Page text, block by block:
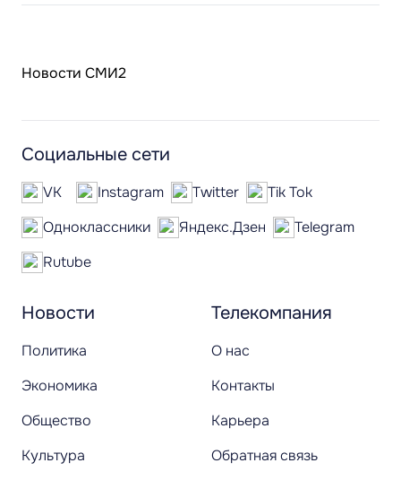
Новости СМИ2
Новости
Политика
Экономика
Общество
Культура
Телекомпания
О нас
Контакты
Карьера
Обратная связь
Социальные сети
VK Instagram Twitter
Tik Tok
Одноклассники
Яндекс.Дзен
Telegram
Rutube